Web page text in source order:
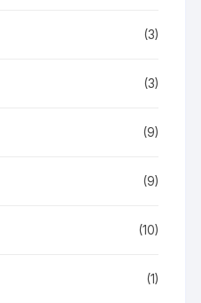
(3)
(3)
(9)
(9)
(10)
(1)